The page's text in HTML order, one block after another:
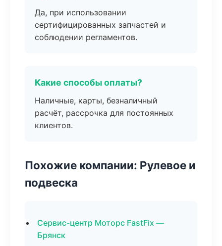
Да, при использовании
сертифицированных запчастей и
соблюдении регламентов.
Какие способы оплаты?
Наличные, карты, безналичный
расчёт, рассрочка для постоянных
клиентов.
Похожие компании: Рулевое и
подвеска
Сервис-центр Моторс FastFix —
Брянск